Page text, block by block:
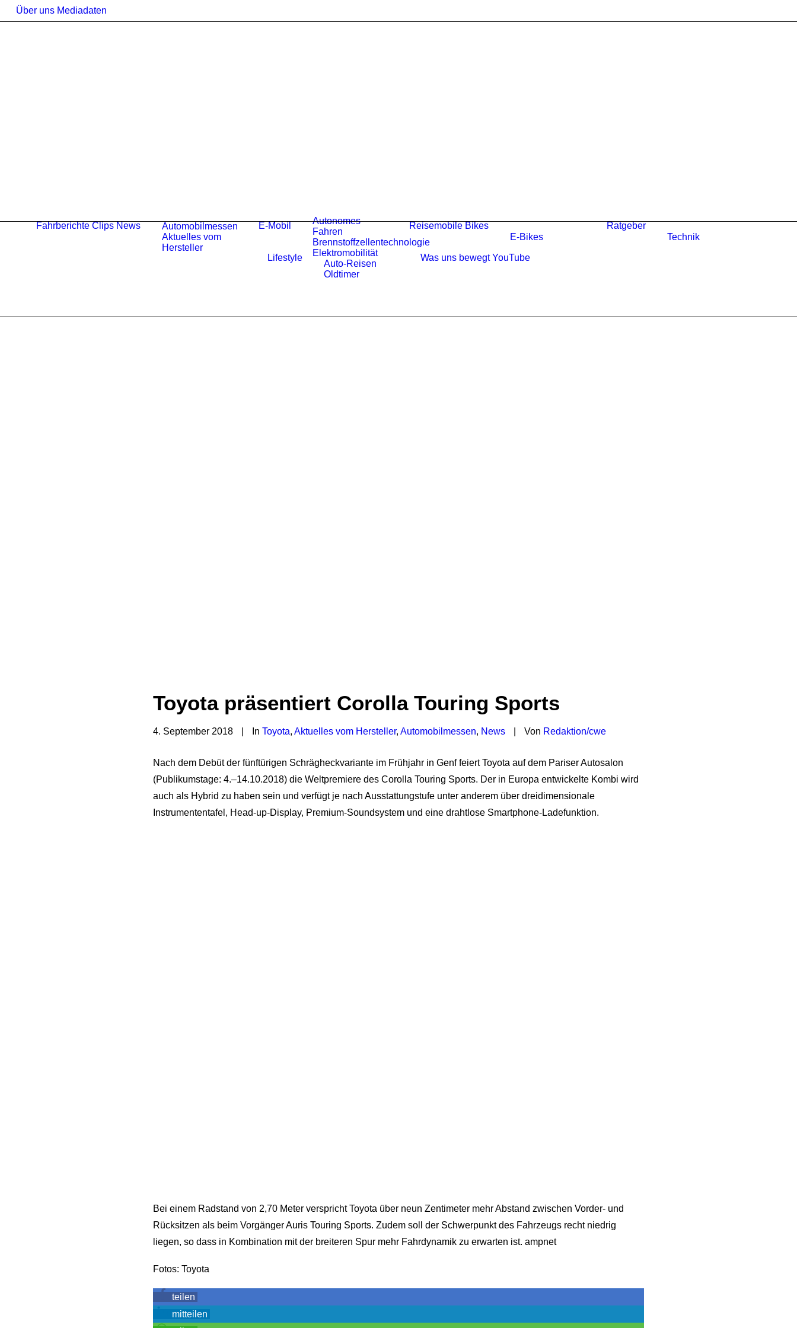
Über uns Mediadaten
Fahrberichte Clips News
Automobilmessen
Aktuelles vom
Hersteller
E-Mobil
Autonomes
Fahren
Brennstoffzellentechnologie
Elektromobilität
Reisemobile Bikes
E-Bikes
Ratgeber
Technik
Lifestyle
Auto-Reisen
Oldtimer
Was uns bewegt YouTube
Toyota präsentiert Corolla Touring Sports
4. September 2018 In Toyota, Aktuelles vom Hersteller, Automobilmessen, News Von Redaktion/cwe
Nach dem Debüt der fünftürigen Schrägheckvariante im Frühjahr in Genf feiert Toyota auf dem Pariser Autosalon
(Publikumstage: 4.–14.10.2018) die Weltpremiere des Corolla Touring Sports. Der in Europa entwickelte Kombi wird
auch als Hybrid zu haben sein und verfügt je nach Ausstattungstufe unter anderem über dreidimensionale
Instrumententafel, Head-up-Display, Premium-Soundsystem und eine drahtlose Smartphone-Ladefunktion.
Bei einem Radstand von 2,70 Meter verspricht Toyota über neun Zentimeter mehr Abstand zwischen Vorder- und
Rücksitzen als beim Vorgänger Auris Touring Sports. Zudem soll der Schwerpunkt des Fahrzeugs recht niedrig
liegen, so dass in Kombination mit der breiteren Spur mehr Fahrdynamik zu erwarten ist. ampnet
Fotos: Toyota
teilen
mitteilen